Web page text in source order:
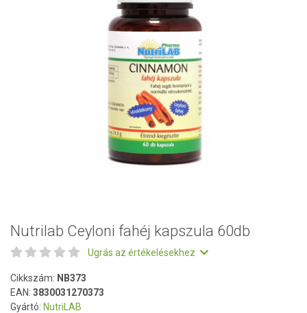
Nutrilab Ceyloni fahéj kapszula 60db
Ugrás az értékelésekhez
Cikkszám: NB373
EAN: 3830031270373
Gyártó: NutriLAB